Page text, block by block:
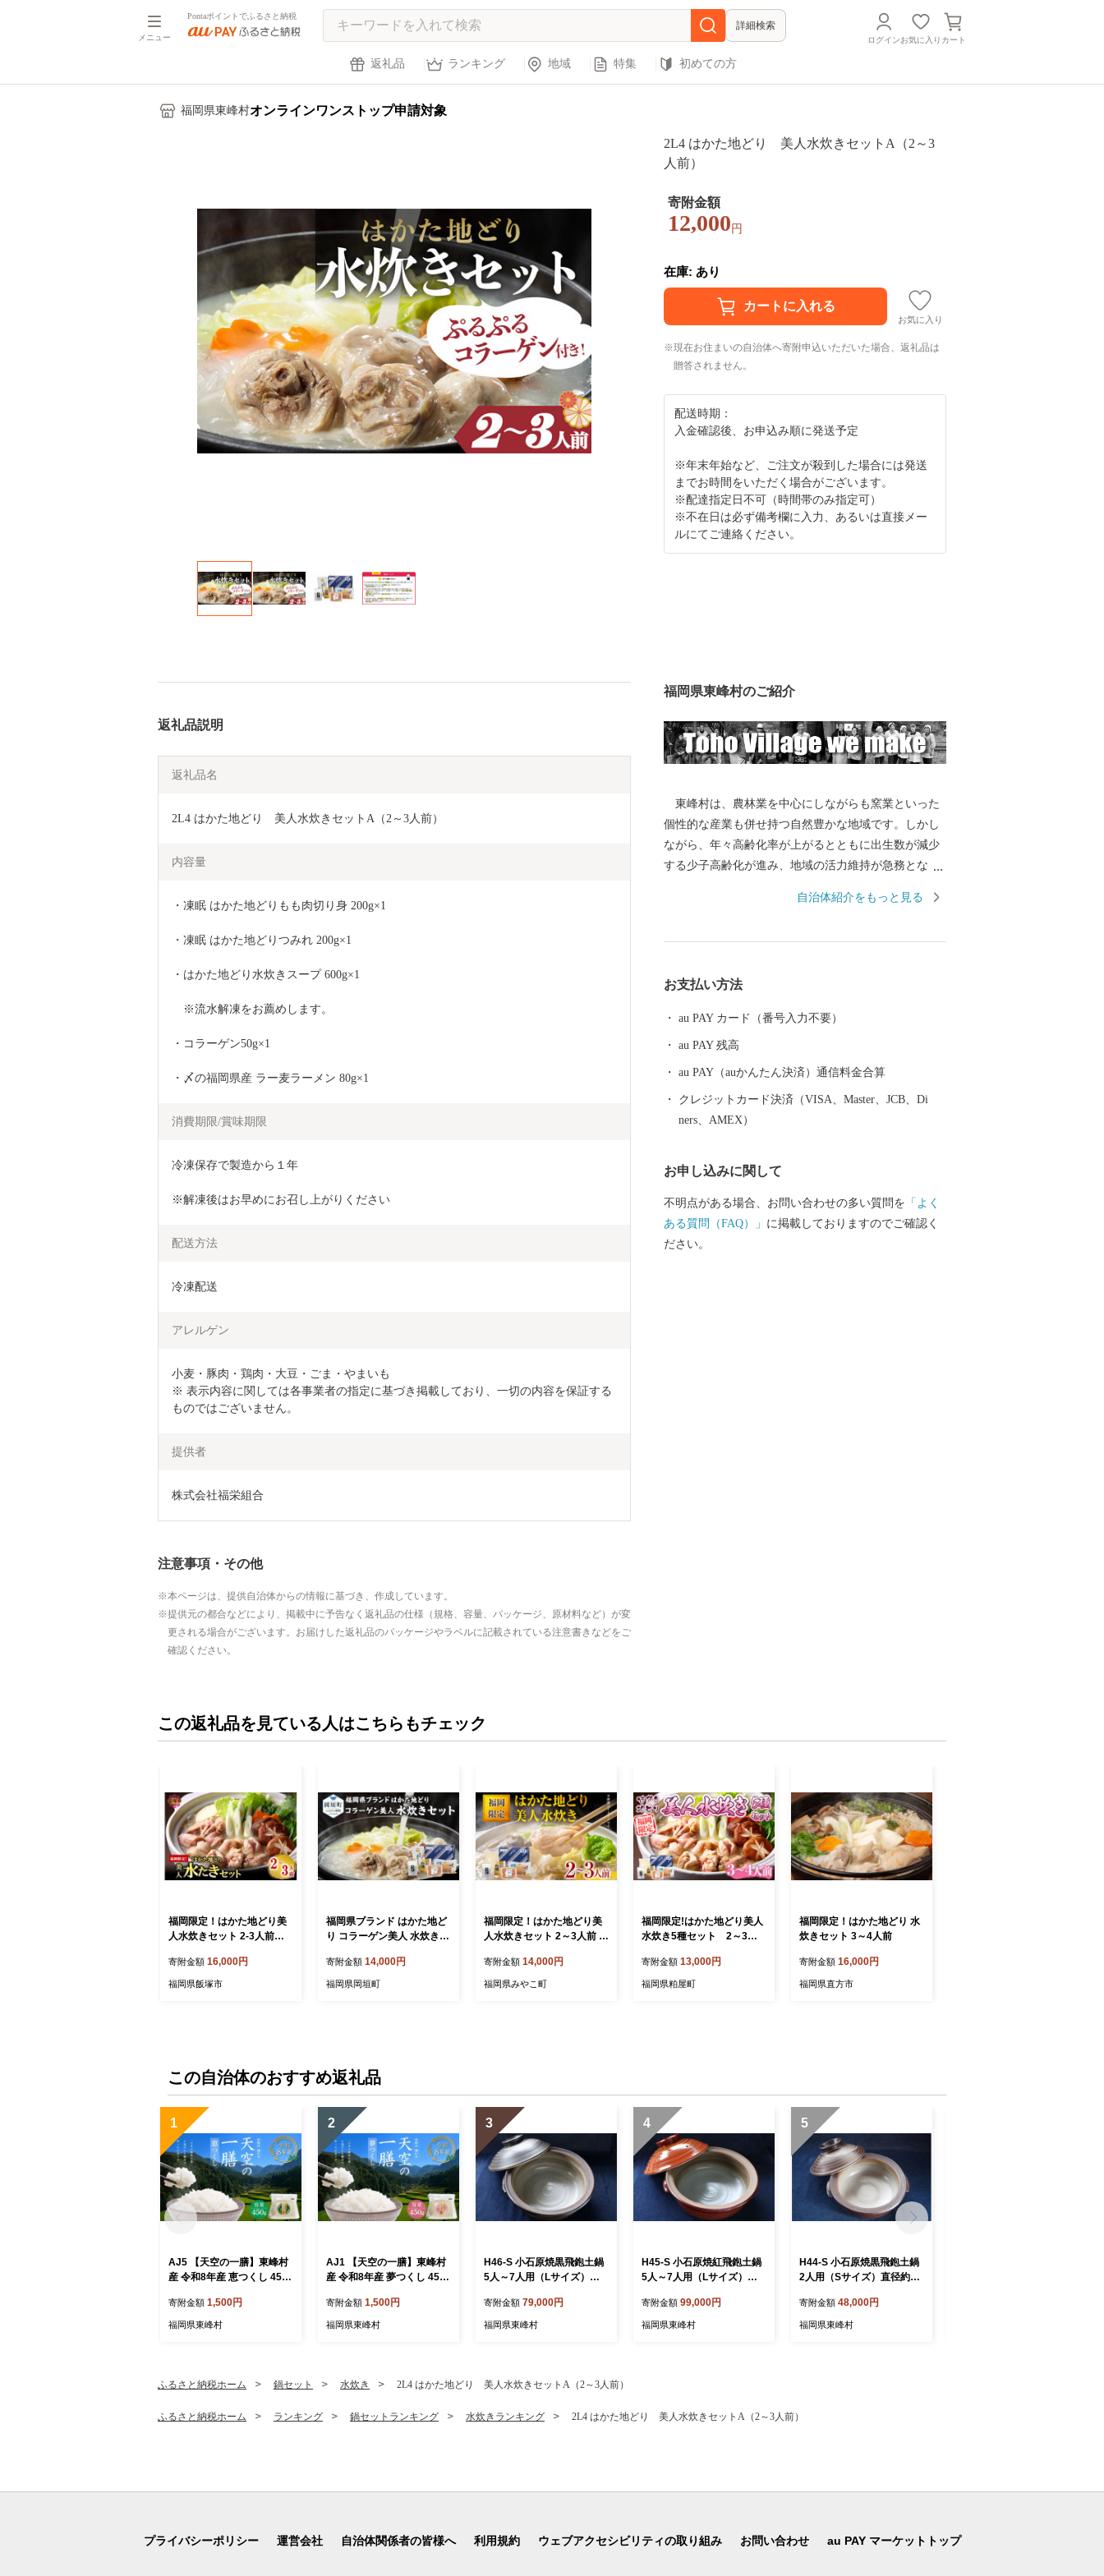
メニュー
Pontaポイントでふるさと納税
詳細検索
ログインお気に入り カート
返礼品 ランキング 地域 特集 初めての方
福岡県東峰村オンラインワンストップ申請対象
2L4 はかた地どり 美人水炊きセットA（2～3
人前）
寄附金額
12,000 円
在庫: あり
お気に入り
現在お住まいの自治体へ寄附申込いただいた場合、返礼品は
贈答されません。
配送時期：
入金確認後、お申込み順に発送予定
※年末年始など、ご注文が殺到した場合には発送
までお時間をいただく場合がございます。
※配達指定日不可（時間帯のみ指定可）
※不在日は必ず備考欄に入力、あるいは直接メー
ルにてご連絡ください。
返礼品説明
返礼品名
2L4 はかた地どり　美人水炊きセットA（2～3人前）
内容量
・凍眠 はかた地どりもも肉切り身 200g×1
・凍眠 はかた地どりつみれ 200g×1
・はかた地どり水炊きスープ 600g×1
※流水解凍をお薦めします。
・コラーゲン50g×1
・〆の福岡県産 ラー麦ラーメン 80g×1
消費期限/賞味期限
冷凍保存で製造から１年
※解凍後はお早めにお召し上がりください
配送方法
冷凍配送
アレルゲン
小麦・豚肉・鶏肉・大豆・ごま・やまいも
※ 表示内容に関しては各事業者の指定に基づき掲載しており、一切の内容を保証する
ものではございません。
提供者
株式会社福栄組合
注意事項・その他
本ページは、提供自治体からの情報に基づき、作成しています。
提供元の都合などにより、掲載中に予告なく返礼品の仕様（規格、容量、パッケージ、原材料など）が変
更される場合がございます。お届けした返礼品のパッケージやラベルに記載されている注意書きなどをご
確認ください。
福岡県東峰村のご紹介
東峰村は、農林業を中心にしながらも窯業といった
個性的な産業も併せ持つ自然豊かな地域です。しかし
ながら、年々高齢化率が上がるとともに出生数が減少
する少子高齢化が進み、地域の活力維持が急務となっ
る住環境の整備を推進しながら、豊かな地域づくりに
里の環境が一変しました。そのような中、全国より温
自治体紹介をもっと見る
お支払い方法
au PAY カード（番号入力不要）
au PAY 残高
au PAY（auかんたん決済）通信料金合算
クレジットカード決済（VISA、Master、JCB、Di
ners、AMEX）
お申し込みに関して
不明点がある場合、お問い合わせの多い質問を 「よく
ある質問（FAQ）」 に掲載しておりますのでご確認く
ださい。
この返礼品を見ている人はこちらもチェック
福岡限定！はかた地どり美
人水炊きセット 2-3人前【A
寄附金額 16,000円
福岡県飯塚市
福岡県ブランド はかた地ど
り コラーゲン美人 水炊きセ
寄附金額 14,000円
福岡県岡垣町
福岡限定！はかた地どり美
人水炊きセット 2～3人前 お
福岡 お土産 九州 福岡土産
取り寄せ グルメ 福岡県
寄附金額 14,000円
福岡県みやこ町
福岡限定!はかた地どり美人
水炊き5種セット 2～3人
寄附金額 13,000円
福岡県粕屋町
福岡限定！はかた地どり 水
炊きセット 3～4人前
寄附金額 16,000円
福岡県直方市
この自治体のおすすめ返礼品
1
AJ5 【天空の一膳】東峰村
産 令和8年産 恵つくし 450
寄附金額 1,500円
福岡県東峰村
2
AJ1 【天空の一膳】東峰村
産 令和8年産 夢つくし 450
寄附金額 1,500円
福岡県東峰村
3
H46-S 小石原焼黒飛鉋土鍋
5人～7人用（Lサイズ）直
寄附金額 79,000円
福岡県東峰村
4
H45-S 小石原焼紅飛鉋土鍋
5人～7人用（Lサイズ）直
寄附金額 99,000円
福岡県東峰村
5
H44-S 小石原焼黒飛鉋土鍋
2人用（Sサイズ）直径約21
寄附金額 48,000円
福岡県東峰村
ふるさと納税ホーム 鍋セット 水炊き 2L4 はかた地どり 美人水炊きセットA（2～3人前）
ふるさと納税ホーム ランキング 鍋セットランキング 水炊きランキング 2L4 はかた地どり 美人水炊きセットA（2～3人前）
プライバシーポリシー 運営会社 自治体関係者の皆様へ 利用規約 ウェブアクセシビリティの取り組み お問い合わせ au PAY マーケットトップ